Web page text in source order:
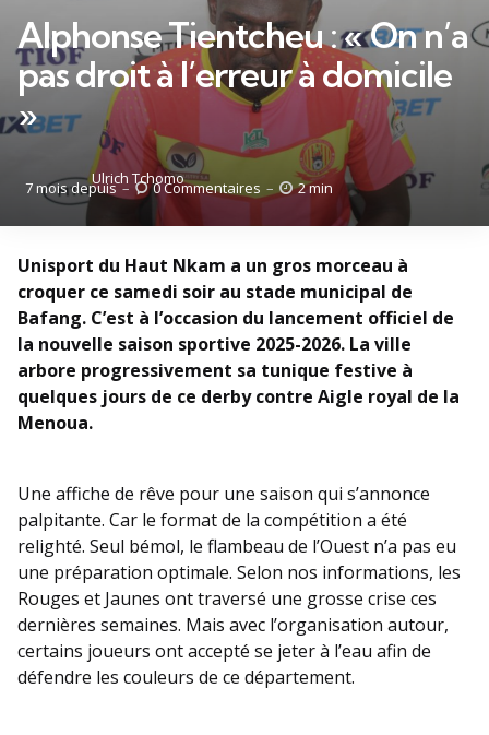
Alphonse Tientcheu : « On n’a
pas droit à l’erreur à domicile
»
Posté
par
Ulrich Tchomo
7 mois depuis 0Commentaires 2 min
Unisport du Haut Nkam a un gros morceau à
croquer ce samedi soir au stade municipal de
Bafang. C’est à l’occasion du lancement officiel de
la nouvelle saison sportive 2025-2026. La ville
arbore progressivement sa tunique festive à
quelques jours de ce derby contre Aigle royal de la
Menoua.
Une affiche de rêve pour une saison qui s’annonce
palpitante. Car le format de la compétition a été
relighté. Seul bémol, le flambeau de l’Ouest n’a pas eu
une préparation optimale. Selon nos informations, les
Rouges et Jaunes ont traversé une grosse crise ces
dernières semaines. Mais avec l’organisation autour,
certains joueurs ont accepté se jeter à l’eau afin de
défendre les couleurs de ce département.